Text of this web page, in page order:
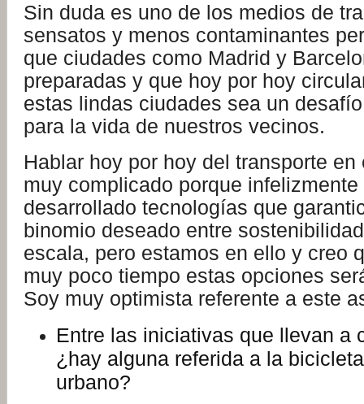
Sin duda es uno de los medios de
sensatos y menos contaminantes
que ciudades como Madrid y
preparadas y que hoy por hoy
estas lindas ciudades sea un
para la vida de nuestros vecinos.
Hablar hoy por hoy del transporte
muy complicado porque
desarrollado tecnologías que
binomio deseado entre
escala, pero estamos en ello y creo
muy poco tiempo estas opciones
Soy muy optimista referente a este
Entre las iniciativas que llevan a
¿hay alguna referida a la
urbano?